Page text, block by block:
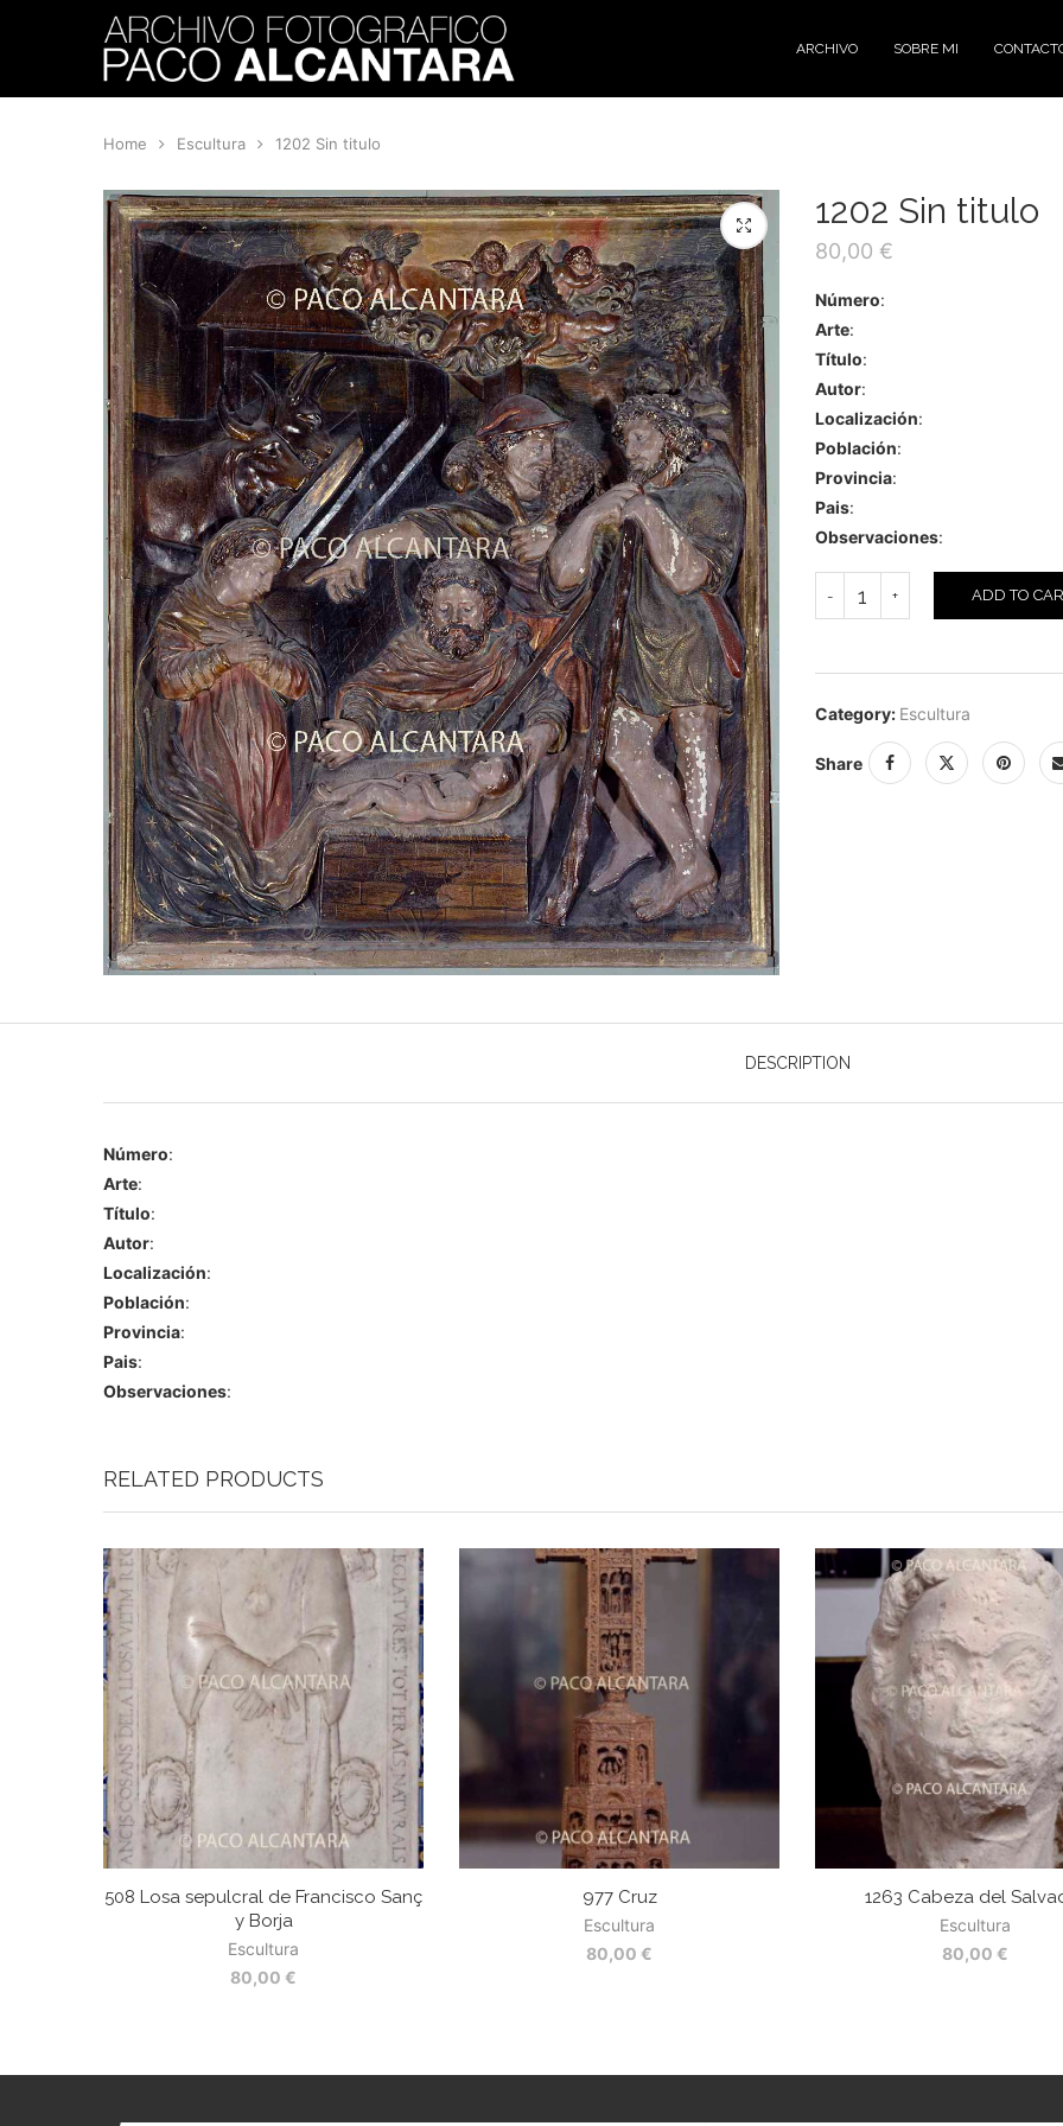
ARCHIVO SOBRE MI
Home Escultura 1202 Sin titulo
1202 Sin titulo
80,00 €
Número:
Arte:
Título:
Autor:
Localización:
Población:
Provincia:
Pais:
Observaciones:
ADD TO
Category: Escultura
Share
DESCRIPTION
Número:
Arte:
Título:
Autor:
Localización:
Población:
Provincia:
Pais:
Observaciones:
RELATED PRODUCTS
508 Losa sepulcral de Francisco Sanç
y Borja
Escultura
80,00 €
977 Cruz
Escultura
80,00 €
1263 Cabeza del
Escultura
80,00 €